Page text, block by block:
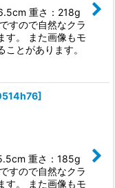
重さ：218g
すので自然なクラ
す。 また画像もモ
とがあります。
]
重さ：185g
すので自然なクラ
す。 また画像もモ